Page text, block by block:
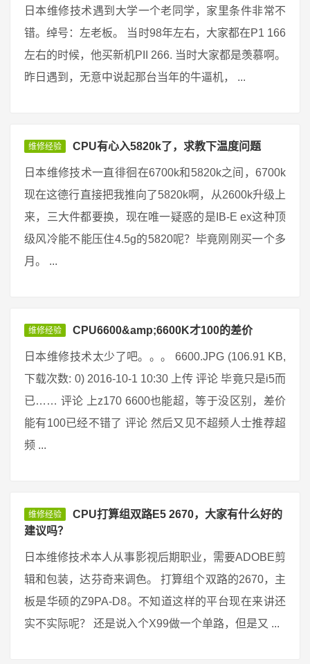
日本维修技术遇到大学一个老同学，家里条件非常不
错。绰号：左老板。 当时98年左右，大家都在P1 166
左右的时候，他买新机PII 266. 当时大家都是羡慕啊。
昨日遇到，无意中说起那台当年的牛逼机， ...
维修经验 CPU有心入5820k了，求教下温度问题
日本维修技术一直徘徊在6700k和5820k之间，6700k
现在这德行直接把我推向了5820k啊，从2600k升级上
来，三大件都要换，现在唯一疑惑的是IB-E ex这种顶
级风冷能不能压住4.5g的5820呢？毕竟刚刚买一个多
月。 ...
维修经验 CPU6600&amp;6600K才100的差价
日本维修技术太少了吧。。。 6600.JPG (106.91 KB,
下载次数: 0) 2016-10-1 10:30 上传 评论 毕竟只是i5而
已…… 评论 上z170 6600也能超，等于没区别，差价
能有100已经不错了 评论 然后又见不超频人士推荐超
频 ...
维修经验
CPU打算组双路E5 2670，大家有什么好的
建议吗？
日本维修技术本人从事影视后期职业，需要ADOBE剪
辑和包装，达芬奇来调色。 打算组个双路的2670，主
板是华硕的Z9PA-D8。不知道这样的平台现在来讲还
实不实际呢？ 还是说入个X99做一个单路，但是又 ...